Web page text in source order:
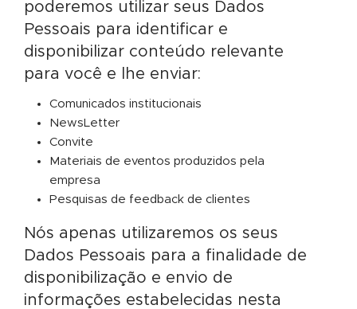
poderemos utilizar seus Dados
Pessoais para identificar e
disponibilizar conteúdo relevante
para você e lhe enviar:
Comunicados institucionais
NewsLetter
Convite
Materiais de eventos produzidos pela
empresa
Pesquisas de feedback de clientes
Nós apenas utilizaremos os seus
Dados Pessoais para a finalidade de
disponibilização e envio de
informações estabelecidas nesta